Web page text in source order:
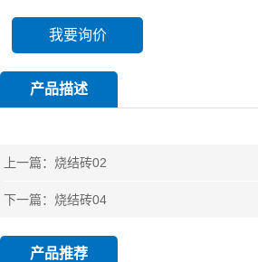
我要询价
产品描述
上一篇： 烧结砖02
下一篇： 烧结砖04
产品推荐